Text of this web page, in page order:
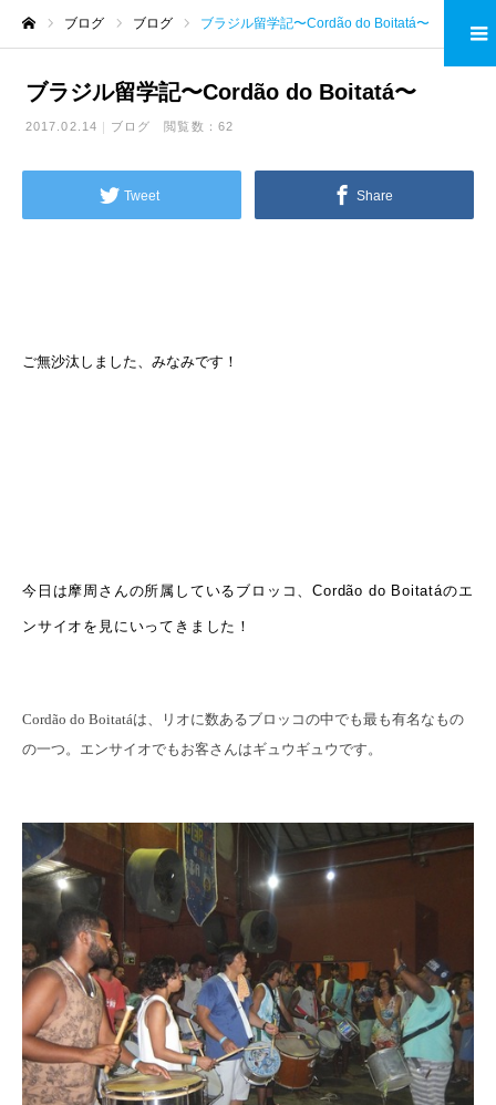
ブログ ブログ ブラジル留学記〜Cordão do Boitatá〜
ブラジル留学記〜Cordão do Boitatá〜
2017.02.14 ブログ 閲覧数：62
Tweet Share
ご無沙汰しました、みなみです！
今日は摩周さんの所属しているブロッコ、Cordão do Boitatáのエ
ンサイオを見にいってきました！
Cordão do Boitatáは、リオに数あるブロッコの中でも最も有名なもの
の一つ。エンサイオでもお客さんはギュウギュウです。